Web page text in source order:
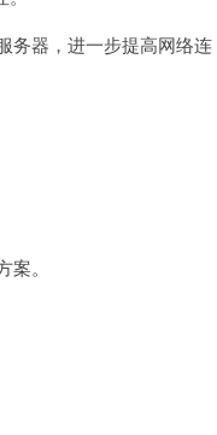
器，进一步提高网络连
。